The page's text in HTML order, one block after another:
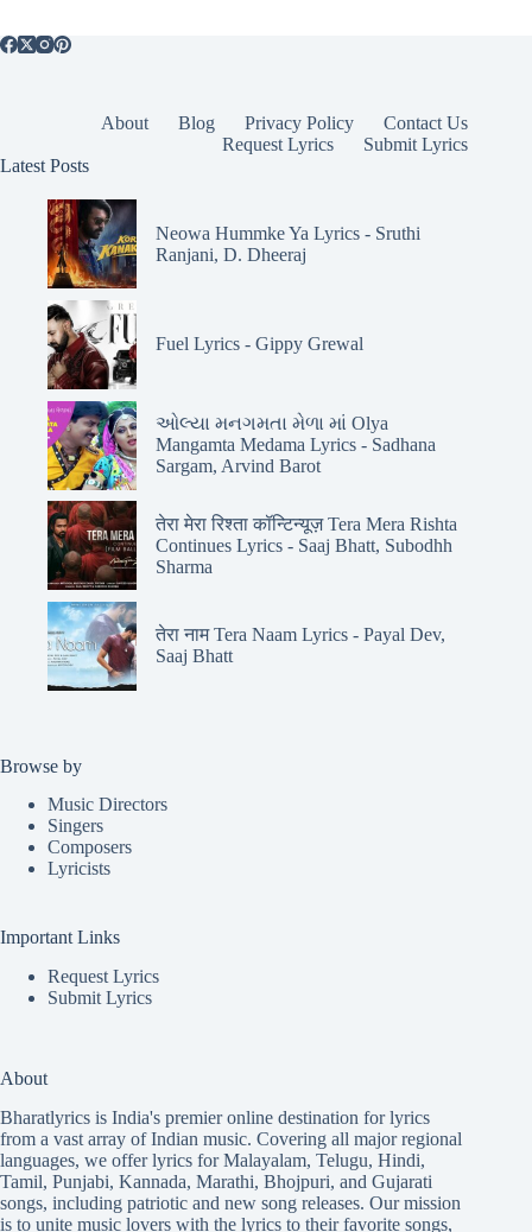
About Blog Privacy Policy
Contact Us
Request Lyrics
Submit Lyrics
Latest Posts
Neowa Hummke Ya Lyrics - Sruthi
Ranjani, D. Dheeraj
Fuel Lyrics - Gippy Grewal
ઓલ્યા મનગમતા મેળા માં Olya
Mangamta Medama Lyrics - Sadhana
Sargam, Arvind Barot
तेरा मेरा रिश्ता कॉन्टिन्यूज़ Tera Mera Rishta
Continues Lyrics - Saaj Bhatt, Subodhh
Sharma
तेरा नाम Tera Naam Lyrics - Payal Dev,
Saaj Bhatt
Browse by
Music Directors
Singers
Composers
Lyricists
Important Links
Request Lyrics
Submit Lyrics
About
Bharatlyrics is India's premier online destination for lyrics
from a vast array of Indian music. Covering all major regional
languages, we offer lyrics forMalayalam, Telugu, Hindi,
Tamil, Punjabi, Kannada, Marathi, Bhojpuri, and Gujarati
songs, including patriotic and new song releases. Our mission
is to unite music lovers with the lyrics to their favorite songs,